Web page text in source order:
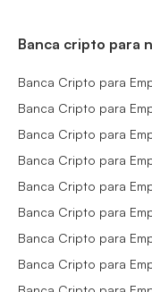
Banca cripto para
Banca Cripto para
Banca Cripto para
Banca Cripto para
Banca Cripto para
Banca Cripto para
Banca Cripto para
Banca Cripto para
Banca Cripto para